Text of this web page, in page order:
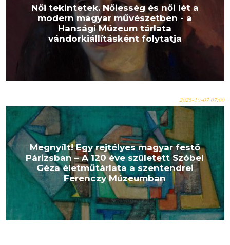
Női tekintetek. Nőiesség és női lét a
modern magyar művészetben - a
Hansági Múzeum tárlata
vándorkiállításként folytatja
2025-10-07 07:00
Megnyílt! Egy rejtélyes magyar festő
Párizsban – A 120 éve született Szóbel
Géza életműtárlata a szentendrei
Ferenczy Múzeumban